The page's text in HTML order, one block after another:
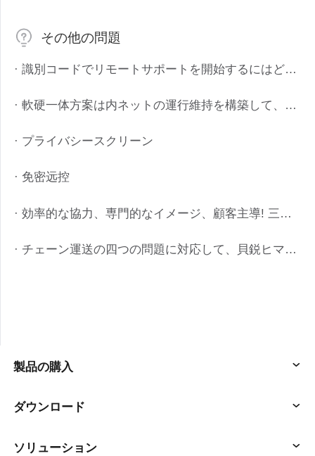
Other Regions
English
AI-translated page. Original content available in English.
その他の問題
· 識別コードでリモートサポートを開始するにはどうすればいいですか?
· 軟硬一体方案は内ネットの運行維持を構築して、貝鋭のヒマワリの私有化の配置は浙江の中車に力を与えます。
· プライバシースクリーン
· 免密远控
· 効率的な協力、専門的なイメージ、顧客主導! 三方面は企業の技術サポートの専門の口コミを構築します。
· チェーン運送の四つの問題に対応して、貝鋭ヒマワリIT運送方案はチェーン小売業界を活性化する
製品の購入
アウェサン
アウェシード
ダウンロード
AweSunクライアント
ソリューション